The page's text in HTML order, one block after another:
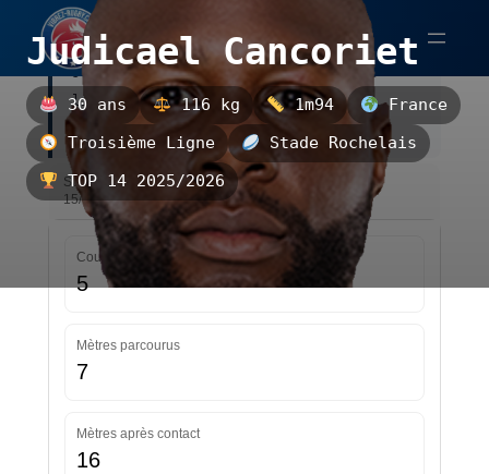
Aller
contenu
Judicael Cancoriet
30 ans 116 kg 1m94
France
Troisième Ligne
Stade Rochelais
TOP 14 2025/2026
Judicael Cancoriet est un troisième
ligne français, évoluant au Stade
Rochelais.
Statistiques — TOP 14 2025/2026 — Mise à jour le
15/05/2026 04:30
Courses
5
Mètres parcourus
7
Mètres après contact
16